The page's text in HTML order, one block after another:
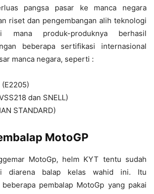
pangsa pasar ke manca negara
riset dan pengembangan alih teknologi
produk-produknya berhasil
beberapa sertifikasi internasional
manca negara, seperti :
dan SNELL)
STANDARD)
MotoGP
MotoGp, helm KYT tentu sudah
diarena balap kelas wahid ini. Itu
pembalap MotoGp yang pakai